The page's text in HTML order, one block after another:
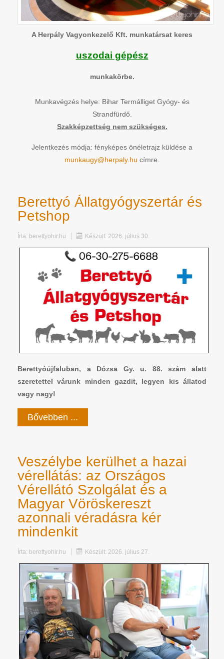
A Herpály Vagyonkezelő Kft. munkatársat keres
uszodai gépész
munkakörbe.
Munkavégzés helye: Bihar Termálliget Gyógy- és
Strandfürdő.
Szakképzettség nem szükséges.
Jelentkezés módja: fényképes önéletrajz küldése a
munkaugy@herpaly.hu címre.
Berettyó Állatgyógyszertár és
Petshop
Írta: berettyohir.hu Készült: 2026. július 30.
Berettyóújfaluban, a Dózsa Gy. u. 88. szám alatt
szeretettel várunk minden gazdit, legyen kis állatod
vagy nagy!
Bővebben ...
Veszélybe kerülhet a hazai
vérellátás: az Országos
Vérellátó Szolgálat és a
Magyar Vöröskereszt
azonnali véradásra kér
mindenkit
Írta: berettyohir.hu Készült: 2026. július 27.